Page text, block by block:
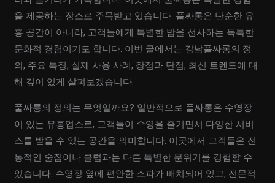
을 제공하는 장소로 주목받고 있습니다. 풀싸롱은 단순한 유
흥 공간이 아니라, 고객들에게 특별한 밤을 선사하는 독특한
문화적 경험이기도 합니다. 이번 글에서는 강남풀싸롱의 정
의, 주요 특징, 실제 사용 사례, 장점과 단점, 최신 트렌드에 대
해 깊이 있게 살펴보겠습니다.
풀싸롱의 정의는 무엇일까요? 일반적으로 풀싸롱은 수영장
이 있는 유흥업소로, 고객들이 수영을 즐기면서 다양한 서비
스를 받을 수 있는 공간을 의미합니다. 이곳에서 고객들은 전
통적인 술집이나 클럽과는 다른 특별한 분위기를 경험할 수
있습니다. 수영장 옆에 편안한 소파가 배치되어 있고, 전문적